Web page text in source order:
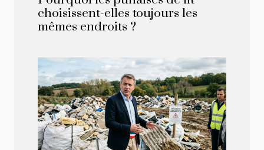
choisissent-elles toujours les
mêmes endroits ?